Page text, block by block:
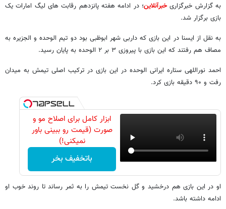
به گزارش خبرگزاریخبرآنلاین؛ در ادامه هفته پانزدهم رقابت های لیگ امارات یک
بازی برگزار شد.
به نقل از ایسنا در این بازی که داربی شهر ابوظبی بود دو تیم الوحده و الجزیره به
مصاف هم رفتند که این بازی با پیروزی ۳ بر ۲ الوحده به پایان رسید.
احمد نوراللهی ستاره ایرانی الوحده در این بازی در ترکیب اصلی تیمش به میدان
رفت و ۹۰ دقیقه بازی کرد.
ابزار کامل برای اصلاح مو و
صورت (قیمت رو ببینی باور
نمیکنی!)
باتخفیف بخر
او در این بازی هم درخشید و گل نخست تیمش را به ثمر رساند تا روند خوب او
ادامه داشته باشد.